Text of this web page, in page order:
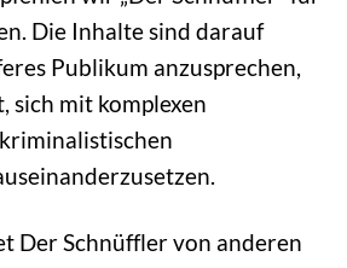
Die Inhalte sind darauf
Publikum anzusprechen,
sich mit komplexen
Der Schnüffler von anderen